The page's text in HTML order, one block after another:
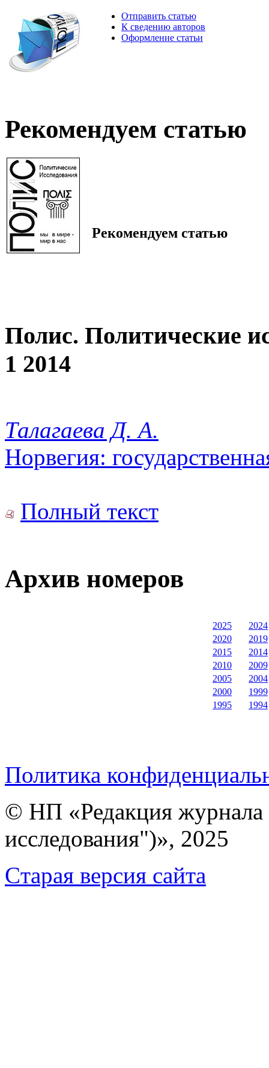
Отправить статью
К сведению авторов
Оформление статьи
Рекомендуем статью
Рекомендуем статью
Полис. Политические
1 2014
Талагаева Д. А.
Норвегия:
Полный текст
Архив номеров
2025
2024
2020
2019
2015
2014
2010
2009
2005
2004
2000
1999
1995
1994
Политика
© НП «Редакция
исследования")», 2025
Cтарая версия сайта